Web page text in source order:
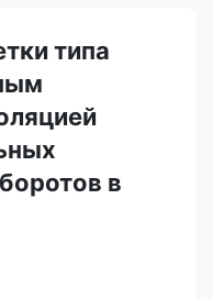
типа
в